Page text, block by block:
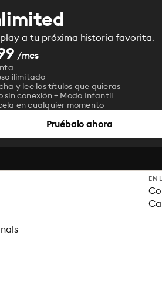
a tu próxima historia favorita.
/mes
ilimitado
y lee los títulos que quieras
sin conexión + Modo Infantil
en cualquier momento
Pruébalo ahora